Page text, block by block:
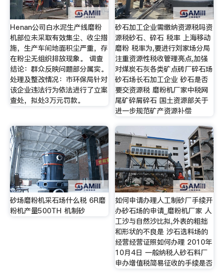
Henan公司白水泥生产线磨粉
机部位未采取有效集尘、收尘措
施，生产车间地面积尘严重，存
在粉尘无组织排放现象。 调查
结论：群众反映问题部分属实。
处理及整改情况：市环保局针对
该企业违法行为依法进行了立案
查处，拟处3万元罚款。
砂石加工企业需缴纳资源税吗资
源税砂石、碎石 税率 上海移动
磨粉 税率为,要进行刘家场分局
注重资源性税收管理亮点,加强
对煤炭石灰各类矿点砖厂碎石场
砂石场长石加工企业 砂石是否
要交资源税 磨粉机厂家中税网
尾矿碎屑碎石 国土资源部关于
进一步规范矿产资源补偿
砂场磨粉机采石场什么税 6R磨
粉机产量500TH 机制砂
如何申请办理人工制砂厂手续开
办砂石场的申请_磨粉机厂家 人
工沙与自然沙比拟,外表的粗拙
和形状的不良是 沙石选料场的
经营经营证照如何办理 2010年
10月4日 一般纳税人砂石料厂
申办增值税简易征收的手续是否